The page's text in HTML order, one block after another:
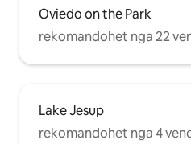
Oviedo on the Park
rekomandohet nga 22
Lake Jesup
rekomandohet nga 4